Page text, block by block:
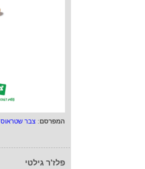
המפרסם: צבר שטראוס
פלז'ר גילטי